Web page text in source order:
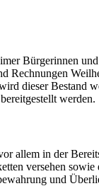
Bürgerinnen
Rechnungen
dieser Bestand
werden.
allem in der
versehen
und